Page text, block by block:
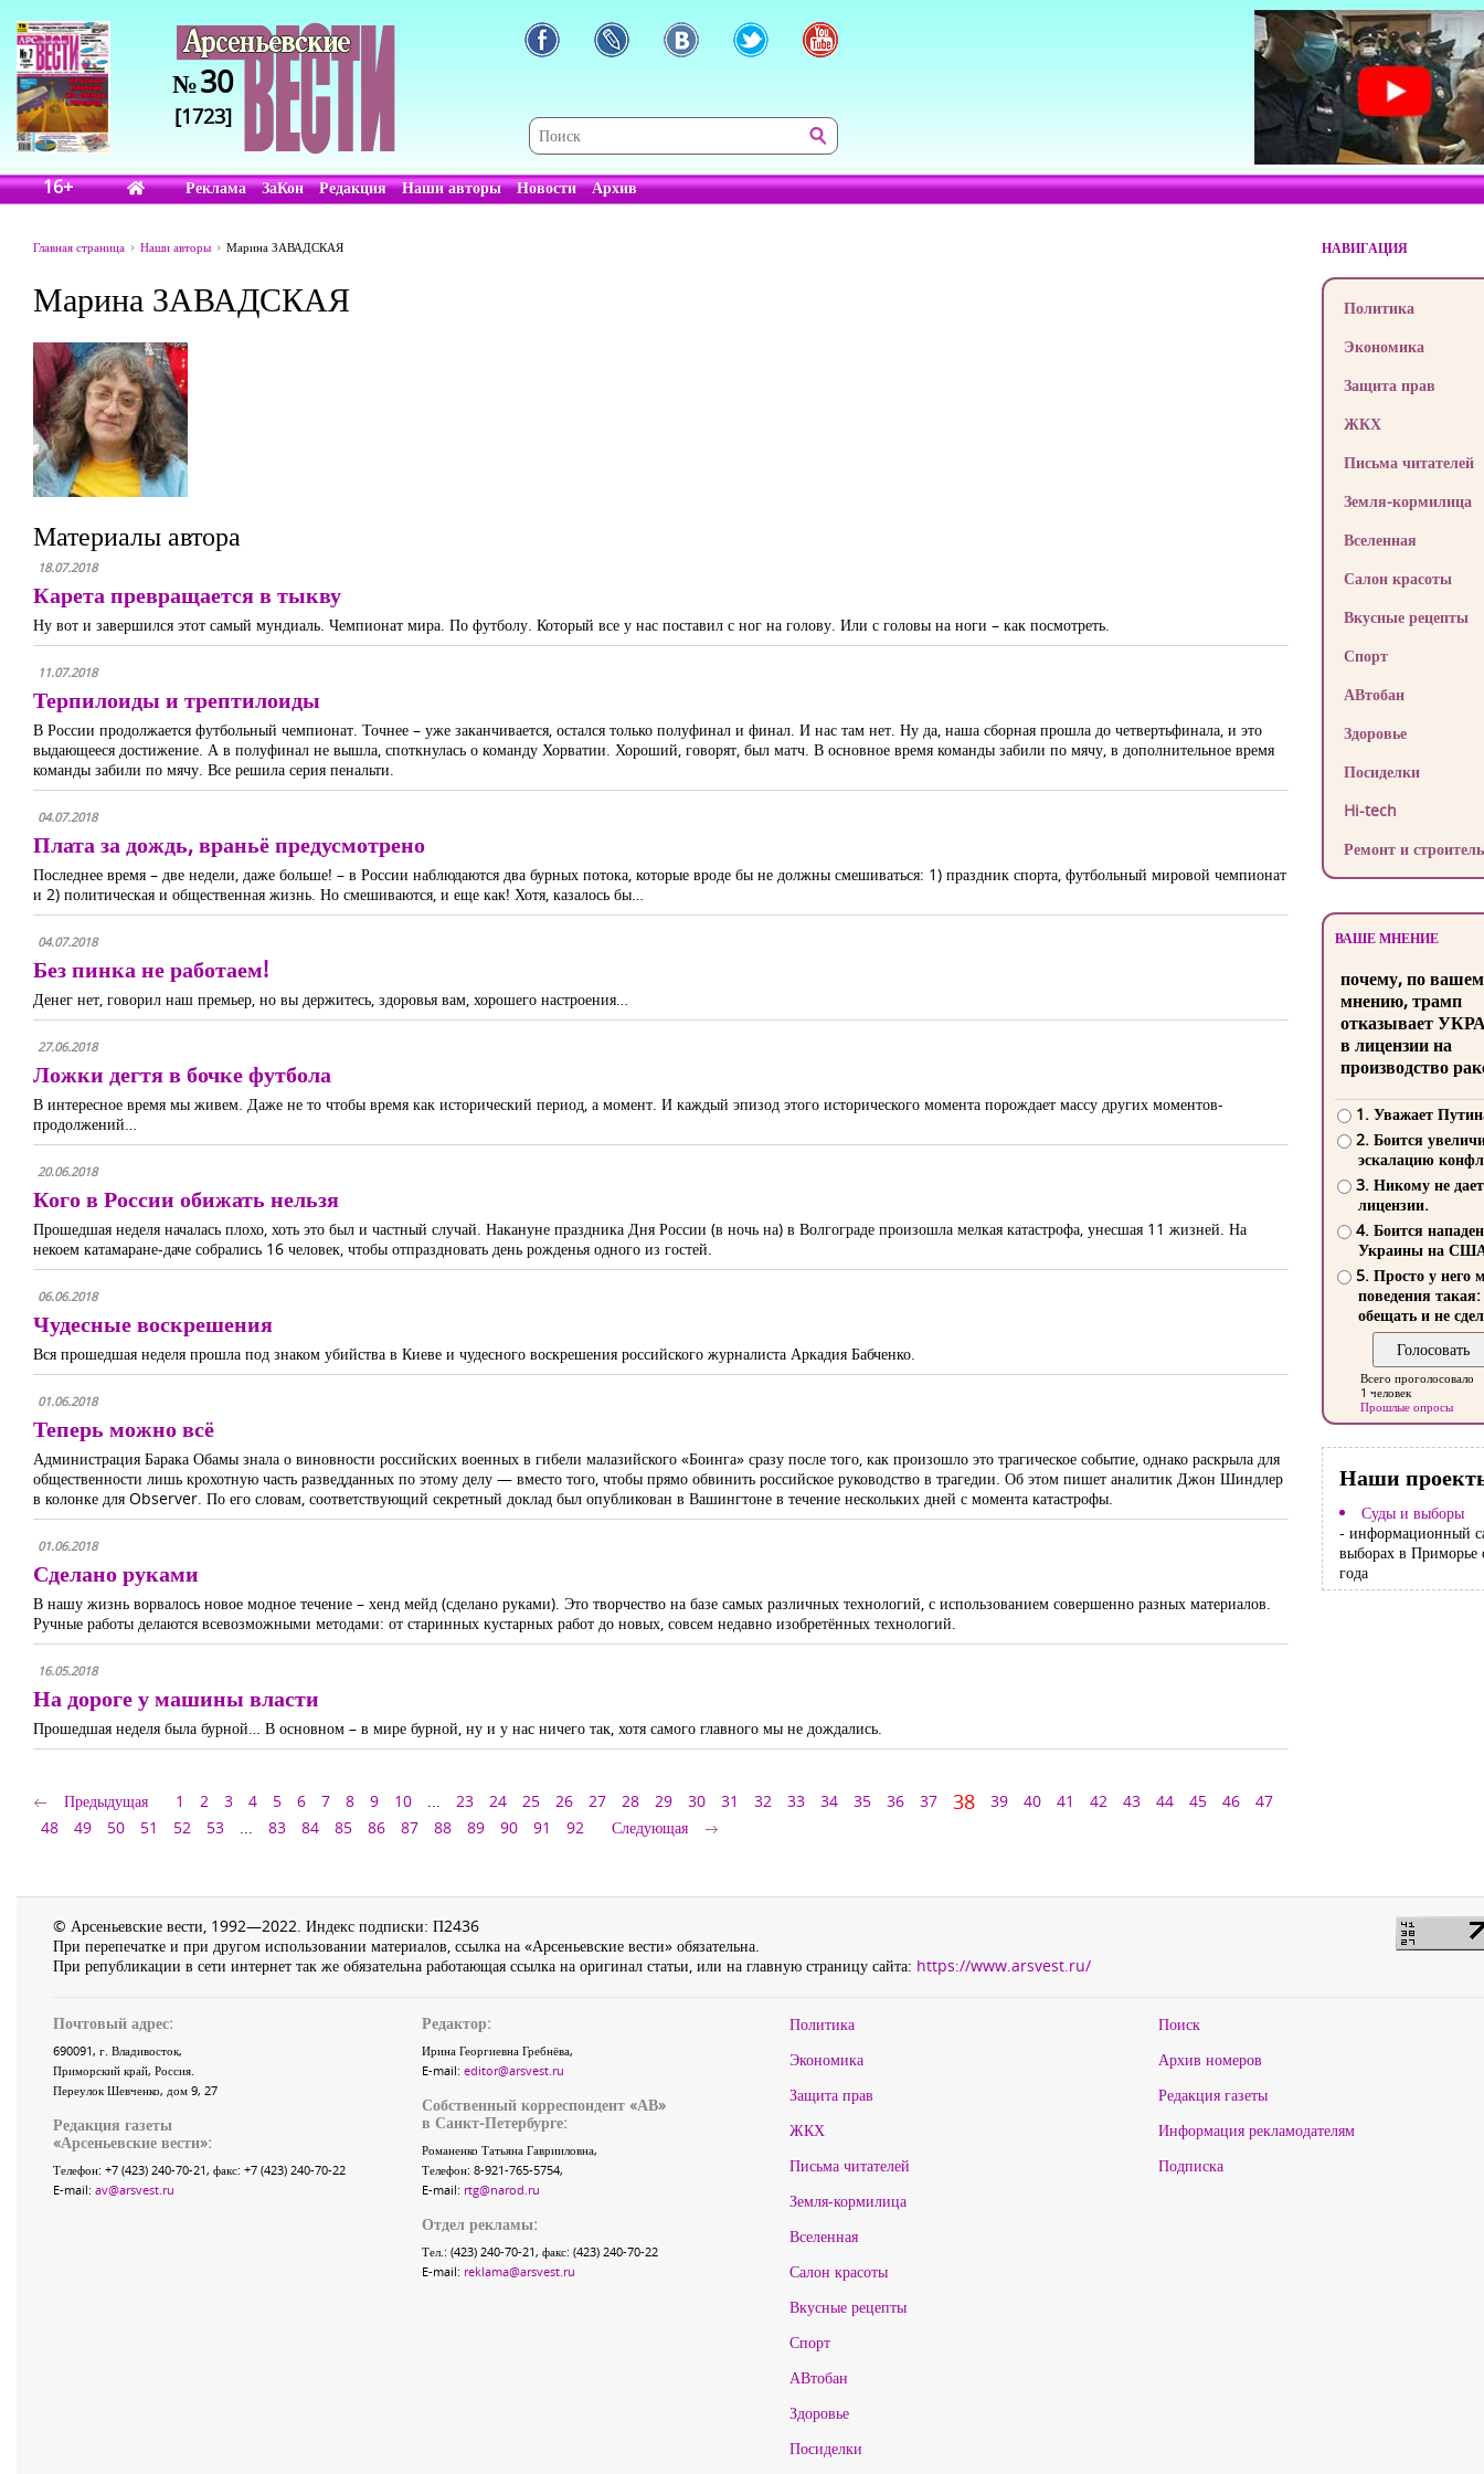
№30
[1723]
16+ Реклама ЗаКон Редакция Наши авторы Новости Архив
Главная страница Наши авторы Марина ЗАВАДСКАЯ
Марина ЗАВАДСКАЯ
Материалы автора
18.07.2018
Карета превращается в тыкву
Ну вот и завершился этот самый мундиаль. Чемпионат мира. По футболу. Который все у нас поставил с ног на голову. Или с головы на ноги – как посмотреть.
11.07.2018
Терпилоиды и трептилоиды
В России продолжается футбольный чемпионат. Точнее – уже заканчивается, остался только полуфинал и финал. И нас там нет. Ну да, наша сборная прошла до четвертьфинала, и это
выдающееся достижение. А в полуфинал не вышла, споткнулась о команду Хорватии. Хороший, говорят, был матч. В основное время команды забили по мячу, в дополнительное время
команды забили по мячу. Все решила серия пенальти.
04.07.2018
Плата за дождь, враньё предусмотрено
Последнее время – две недели, даже больше! – в России наблюдаются два бурных потока, которые вроде бы не должны смешиваться: 1) праздник спорта, футбольный мировой чемпионат
и 2) политическая и общественная жизнь. Но смешиваются, и еще как! Хотя, казалось бы…
04.07.2018
Без пинка не работаем!
Денег нет, говорил наш премьер, но вы держитесь, здоровья вам, хорошего настроения…
27.06.2018
Ложки дегтя в бочке футбола
В интересное время мы живем. Даже не то чтобы время как исторический период, а момент. И каждый эпизод этого исторического момента порождает массу других моментов-
продолжений…
20.06.2018
Кого в России обижать нельзя
Прошедшая неделя началась плохо, хоть это был и частный случай. Накануне праздника Дня России (в ночь на) в Волгограде произошла мелкая катастрофа, унесшая 11 жизней. На
некоем катамаране-даче собрались 16 человек, чтобы отпраздновать день рожденья одного из гостей.
06.06.2018
Чудесные воскрешения
Вся прошедшая неделя прошла под знаком убийства в Киеве и чудесного воскрешения российского журналиста Аркадия Бабченко.
01.06.2018
Теперь можно всё
Администрация Барака Обамы знала о виновности российских военных в гибели малазийского «Боинга» сразу после того, как произошло это трагическое событие, однако раскрыла для
общественности лишь крохотную часть разведданных по этому делу — вместо того, чтобы прямо обвинить российское руководство в трагедии. Об этом пишет аналитик Джон Шиндлер
в колонке для Observer. По его словам, соответствующий секретный доклад был опубликован в Вашингтоне в течение нескольких дней с момента катастрофы.
01.06.2018
Сделано руками
В нашу жизнь ворвалось новое модное течение – хенд мейд (сделано руками). Это творчество на базе самых различных технологий, с использованием совершенно разных материалов.
Ручные работы делаются всевозможными методами: от старинных кустарных работ до новых, совсем недавно изобретённых технологий.
16.05.2018
На дороге у машины власти
Прошедшая неделя была бурной… В основном – в мире бурной, ну и у нас ничего так, хотя самого главного мы не дождались.
Предыдущая 1 2 3 4 5 6 7 8 9 10 ... 23 24 25 26 27 28 29 30 31 32 33 34 35 36 37 38 39 40 41 42 43 44 45 46
47
48
49 50 51 52 53 ... 83 84 85 86 87 88 89 90 91 92 Следующая
НАВИГАЦИЯ
Политика
Экономика
Защита прав
ЖКХ
Письма читателей
Земля-кормилица
Вселенная
Салон красоты
Вкусные рецепты
Спорт
АВтобан
Здоровье
Посиделки
Hi-tech
Ремонт и
ВАШЕ МНЕНИЕ
почему, по
мнению, трамп
отказывает
в лицензии на
производство
1. Уважает
2. Боится
эскалацию
3. Никому не
лицензии.
4. Боится
Украины на
5. Просто у него
поведения такая:
обещать и не
Всего проголосовало
1 человек
Прошлые опросы
Наши
Суды и выборы
- информационный
выборах в Приморье
года
© Арсеньевские вести, 1992—2022. Индекс подписки: П2436
При перепечатке и при другом использовании материалов, ссылка на «Арсеньевские вести» обязательна.
При републикации в сети интернет так же обязательна работающая ссылка на оригинал статьи, или на главную страницу сайта: https://www.arsvest.ru/
Почтовый адрес:
690091, г. Владивосток,
Приморский край, Россия.
Переулок Шевченко, дом 9, 27
Редакция газеты
«Арсеньевские вести»:
Телефон: +7 (423) 240-70-21, факс: +7 (423) 240-70-22
E-mail: av@arsvest.ru
Редактор:
Ирина Георгиевна Гребнёва,
E-mail: editor@arsvest.ru
Собственный корреспондент «АВ»
в Санкт-Петербурге:
Романенко Татьяна Гаврииловна,
Телефон: 8-921-765-5754,
E-mail: rtg@narod.ru
Отдел рекламы:
Тел.: (423) 240-70-21, факс: (423) 240-70-22
E-mail: reklama@arsvest.ru
Политика
Экономика
Защита прав
ЖКХ
Письма читателей
Земля-кормилица
Вселенная
Салон красоты
Вкусные рецепты
Спорт
АВтобан
Здоровье
Посиделки
Поиск
Архив номеров
Редакция газеты
Информация рекламодателям
Подписка